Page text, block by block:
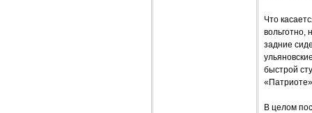
Что
вольготно,
задние
быстрой
В целом